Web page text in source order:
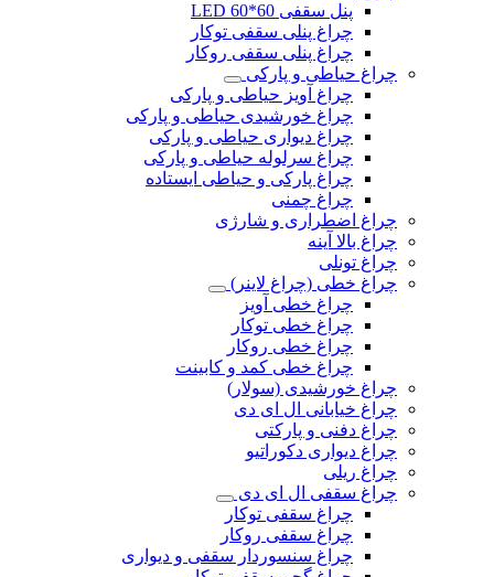
پنل سقفی 60*60 LED
چراغ پنلی سقفی توکار
چراغ پنلی سقفی روکار
چراغ حیاطی و پارکی
چراغ آویز حیاطی و پارکی
چراغ خورشیدی حیاطی و پارکی
چراغ دیواری حیاطی و پارکی
چراغ سرلوله حیاطی و پارکی
چراغ پارکی و حیاطی ایستاده
چراغ چمنی
چراغ اضطراری و شارژی
چراغ بالا آینه
چراغ تونلی
چراغ خطی (چراغ لاینر)
چراغ خطی آویز
چراغ خطی توکار
چراغ خطی روکار
چراغ خطی کمد و کابینت
چراغ خورشیدی (سولار)
چراغ خیابانی ال ای دی
چراغ دفنی و پارکتی
چراغ دیواری دکوراتیو
چراغ ریلی
چراغ سقفی ال ای دی
چراغ سقفی توکار
چراغ سقفی روکار
چراغ سنسوردار سقفی و دیواری